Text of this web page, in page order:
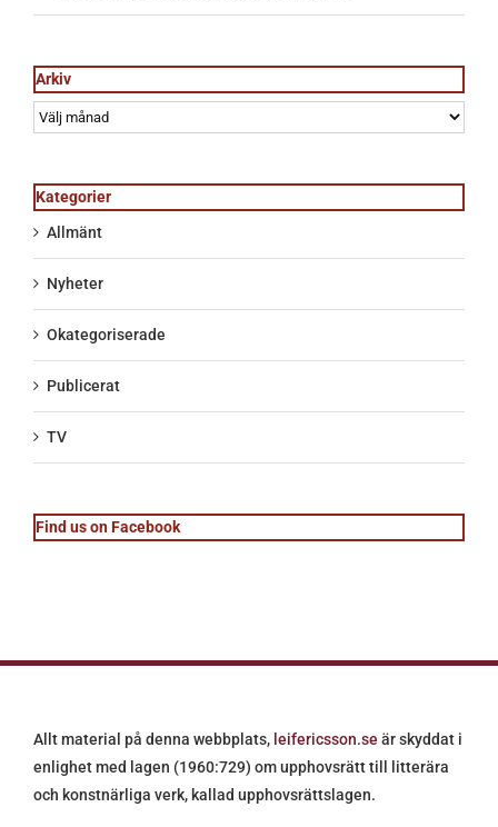
Arkiv
Arkiv
Kategorier
Allmänt
Nyheter
Okategoriserade
Publicerat
TV
Find us on Facebook
Allt material på denna webbplats, leifericsson.se är skyddat i
enlighet med lagen (1960:729) om upphovsrätt till litterära
och konstnärliga verk, kallad upphovsrättslagen.